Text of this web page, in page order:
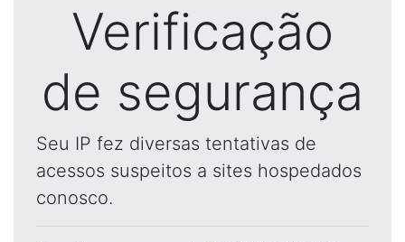
Verificação
de segurança
Seu IP fez diversas tentativas de
acessos suspeitos a sites hospedados
conosco.